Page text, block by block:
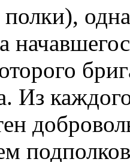
полки),
Из